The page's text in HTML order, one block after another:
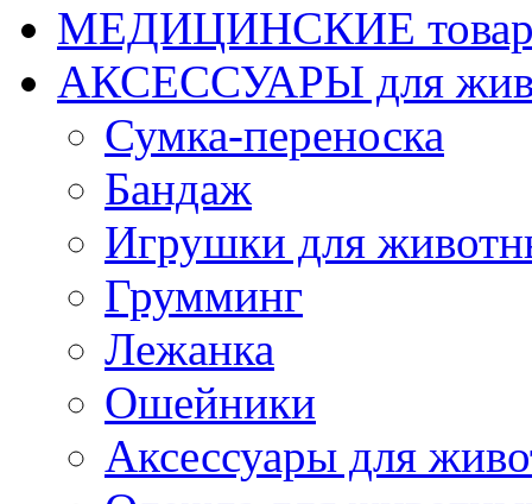
МЕДИЦИНСКИЕ
АКСЕССУАРЫ для
Сумка-переноска
Бандаж
Игрушки для
Грумминг
Лежанка
Ошейники
Аксессуары для